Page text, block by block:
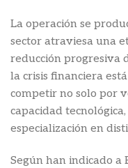
La operación se
sector atraviesa una
reducción progresiva
la crisis financiera
competir no solo por
capacidad
especialización en
Según han indicado a